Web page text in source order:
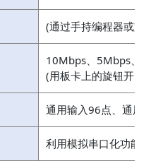
(通过手持编程器或支援
10Mbps、5Mbps、
(用板卡上的旋钮开关设
通用输入96点、通用输
利用模拟串口化功能，